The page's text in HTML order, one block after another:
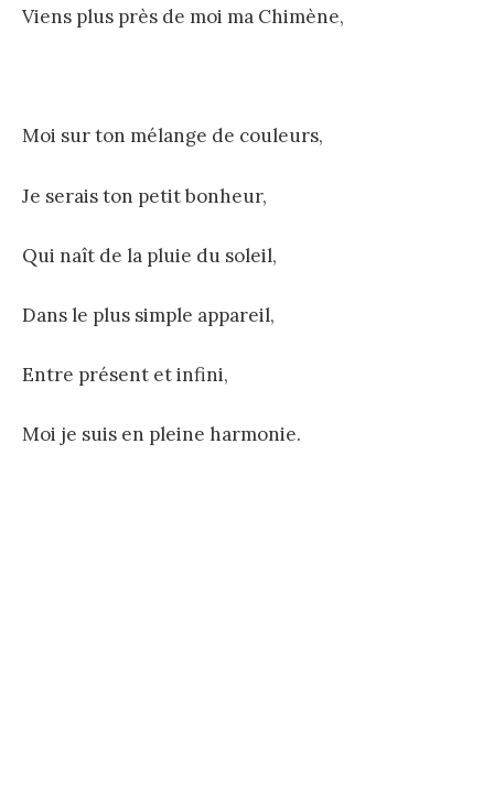
Viens plus près de moi ma Chimène,
Moi sur ton mélange de couleurs,
Je serais ton petit bonheur,
Qui naît de la pluie du soleil,
Dans le plus simple appareil,
Entre présent et infini,
Moi je suis en pleine harmonie.